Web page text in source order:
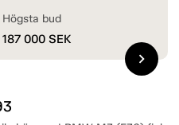
Högsta bud
187 000 SEK
chevron_right